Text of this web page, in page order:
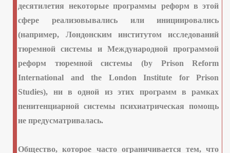
десятилетия некоторые программы реформ в этой
сфере реализовывались или инициировались
(например, Лондонским институтом исследований
тюремной системы и Международной программой
реформ тюремной системы (by Prison
Reform
International
and the London Institute for
Prison
Studies), ни в одной из этих программ в рамках
пенитенциарной системы психиатрическая помощь
не предусматривалась.
Общество, которое часто ограничивается тем, что